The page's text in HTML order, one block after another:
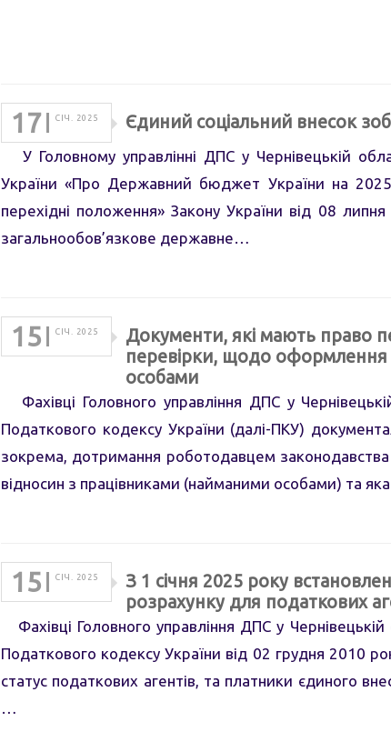
17 СІЧ. 2025 Єдиний соціальний внесок
У Головному управлінні ДПС у Чернівецькій
України «Про Державний бюджет України на 2025
перехідні положення» Закону України від 08
загальнообов’язкове державне…
15 СІЧ. 2025
Документи, які мають право
перевірки, щодо
особами
Фахівці Головного управління ДПС у
Податкового кодексу України (далі-ПКУ)
зокрема, дотримання роботодавцем
відносин з працівниками (найманими особами) та
15 СІЧ. 2025
З 1 січня 2025 року
розрахунку для податкових
Фахівці Головного управління ДПС у
Податкового кодексу України від 02 грудня 2010
статус податкових агентів, та платники єдиного
…